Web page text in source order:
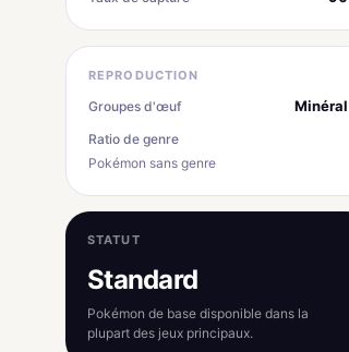
REPRODUCTION
Groupes d'œuf Minéral
Ratio de genre
Pokémon sans genre
STATUT
Standard
Pokémon de base disponible dans la
plupart des jeux principaux.